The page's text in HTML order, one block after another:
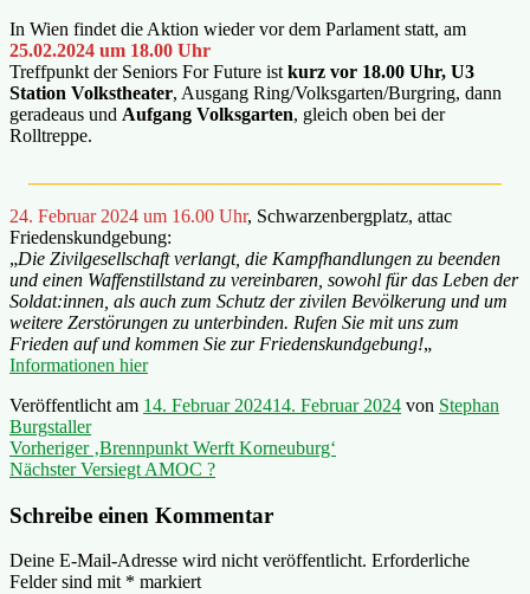
In Wien findet die Aktion wieder vor dem Parlament statt, am
25.02.2024 um 18.00 Uhr
Treffpunkt der Seniors For Future ist kurz vor 18.00 Uhr, U3
Station Volkstheater, Ausgang Ring/Volksgarten/Burgring, dann
geradeaus und Aufgang Volksgarten, gleich oben bei der
Rolltreppe.
24. Februar 2024 um 16.00 Uhr, Schwarzenbergplatz, attac
Friedenskundgebung:
„Die Zivilgesellschaft verlangt, die Kampfhandlungen zu beenden
und einen Waffenstillstand zu vereinbaren, sowohl für das Leben der
Soldat:innen, als auch zum Schutz der zivilen Bevölkerung und um
weitere Zerstörungen zu unterbinden. Rufen Sie mit uns zum
Frieden auf und kommen Sie zur Friedenskundgebung!„
Informationen hier
Veröffentlicht am 14. Februar 202414. Februar 2024 von Stephan
Burgstaller
Beitragsnavigation
Vorheriger Vorheriger
Beitrag:
‚Brennpunkt Werft Korneuburg‘
Nächster Nächster
Versiegt AMOC ?
Schreibe einen Kommentar
Deine E-Mail-Adresse wird nicht veröffentlicht. Erforderliche
Felder sind mit * markiert